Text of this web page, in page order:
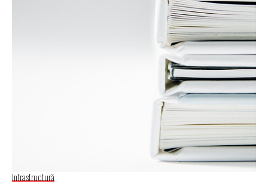
Infrastructură